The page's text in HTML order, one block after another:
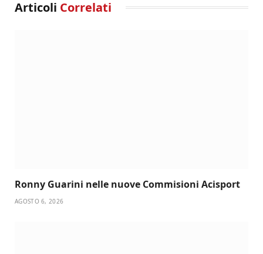
Articoli Correlati
Ronny Guarini nelle nuove Commisioni Acisport
AGOSTO 6, 2026